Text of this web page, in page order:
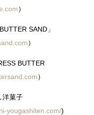
）
SAND」
）
BUTTER
）
菓子
yougashiten.com/)